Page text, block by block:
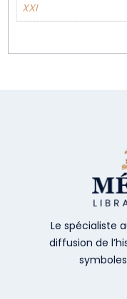
XXI
Le spécialiste
diffusion de